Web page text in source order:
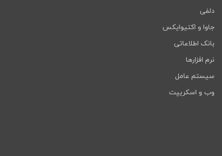
دلفی
جاوا و اکتیوایکس
بانک اطلاعاتی
نرم افزارها
سیستم عامل
وب و اسکریپت